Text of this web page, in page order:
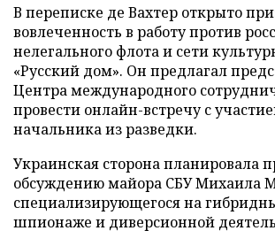
В переписке де Вахтер открыто
вовлеченность в работу против
нелегального флота и сети
«Русский дом». Он предлагал
Центра международного
провести онлайн-встречу с
начальника из разведки.
Украинская сторона планировала
обсуждению майора СБУ Михаила
специализирующегося на
шпионаже и диверсионной